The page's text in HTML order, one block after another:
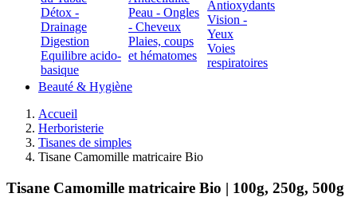
Détox -
Drainage
Digestion
Equilibre acido-
basique
Peau - Ongles
- Cheveux
Plaies, coups
et hématomes
Antioxydants
Vision -
Yeux
Voies
respiratoires
Beauté & Hygiène
Accueil
Herboristerie
Tisanes de simples
Tisane Camomille matricaire Bio
Tisane Camomille matricaire Bio | 100g, 250g, 500g